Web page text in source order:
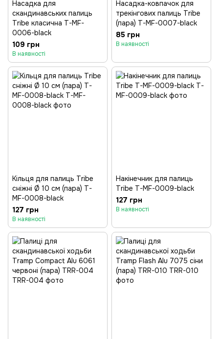
Насадка для
скандинавських палиць
Tribe класична T-MF-
0006-black
109 грн
В наявності
Насадка-ковпачок для
трекінгових палиць Tribe
(пара) T-MF-0007-black
85 грн
В наявності
Кільця для палиць Tribe
сніжні Ø 10 см (пара) T-
MF-0008-black
127 грн
В наявності
Накінечник для палиць
Tribe T-MF-0009-black
127 грн
В наявності